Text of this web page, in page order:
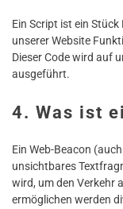
Ein Script ist ein
unserer Website
Dieser Code wird auf
ausgeführt.
4. Was ist
Ein Web-Beacon
unsichtbares
wird, um den Verkehr
ermöglichen werden